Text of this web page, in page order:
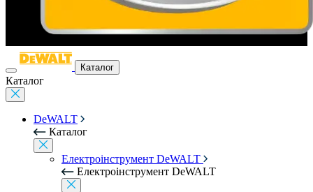
Каталог
Каталог
DeWALT
Каталог
Електроінструмент DeWALT
Електроінструмент DeWALT